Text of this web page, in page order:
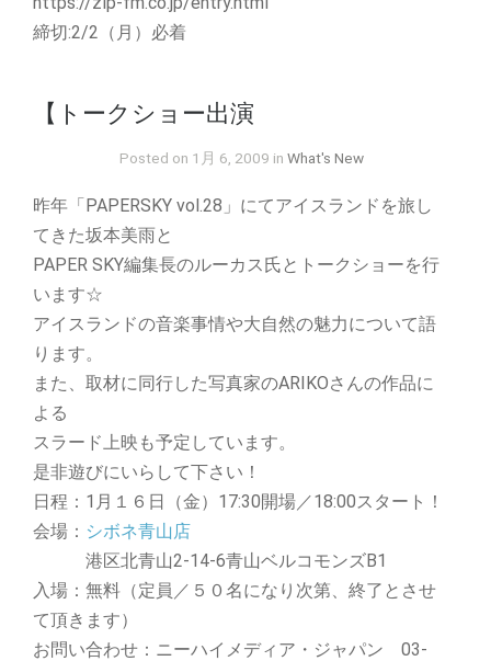
締切:2/2（月）必着
【トークショー出演
Posted on 1月 6, 2009 in What's New
昨年「PAPERSKY vol.28」にてアイスランドを旅し
てきた坂本美雨と
PAPER SKY編集長のルーカス氏とトークショーを行
います☆
アイスランドの音楽事情や大自然の魅力について語
ります。
また、取材に同行した写真家のARIKOさんの作品に
よる
スラード上映も予定しています。
是非遊びにいらして下さい！
日程：1月１６日（金）17:30開場／18:00スタート！
会場： シボネ青山店
港区北青山2-14-6青山ベルコモンズB1
入場：無料（定員／５０名になり次第、終了とさせ
て頂きます）
お問い合わせ：ニーハイメディア・ジャパン 03-